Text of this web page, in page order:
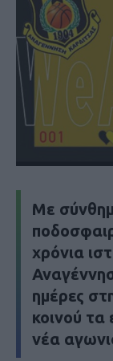
Με
χρόνια
ημέρες
κοινού τα
νέα